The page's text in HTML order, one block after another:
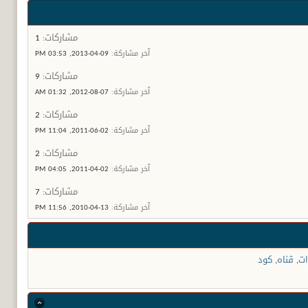
مشاركات:
آخر مشاركة: 03:53 PM
مشاركات:
آخر مشاركة: 01:32 AM
مشاركات:
آخر مشاركة: 11:04 PM
مشاركات:
آخر مشاركة: 04:05 PM
مشاركات:
آخر مشاركة: 11:56 PM
, قناه, كود